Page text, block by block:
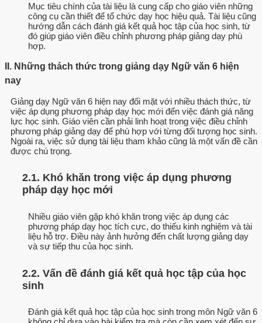
Mục tiêu chính của tài liệu là cung cấp cho giáo viên những
công cụ cần thiết để tổ chức dạy học hiệu quả. Tài liệu cũng
hướng dẫn cách đánh giá kết quả học tập của học sinh, từ
đó giúp giáo viên điều chỉnh phương pháp giảng dạy phù
hợp.
II. Những thách thức trong giảng dạy Ngữ văn 6 hiện
nay
Giảng dạy Ngữ văn 6 hiện nay đối mặt với nhiều thách thức, từ
việc áp dụng phương pháp dạy học mới đến việc đánh giá năng
lực học sinh. Giáo viên cần phải linh hoạt trong việc điều chỉnh
phương pháp giảng dạy để phù hợp với từng đối tượng học sinh.
Ngoài ra, việc sử dụng tài liệu tham khảo cũng là một vấn đề cần
được chú trọng.
2.1. Khó khăn trong việc áp dụng phương
pháp dạy học mới
Nhiều giáo viên gặp khó khăn trong việc áp dụng các
phương pháp dạy học tích cực, do thiếu kinh nghiệm và tài
liệu hỗ trợ. Điều này ảnh hưởng đến chất lượng giảng dạy
và sự tiếp thu của học sinh.
2.2. Vấn đề đánh giá kết quả học tập của học
sinh
Đánh giá kết quả học tập của học sinh trong môn Ngữ văn 6